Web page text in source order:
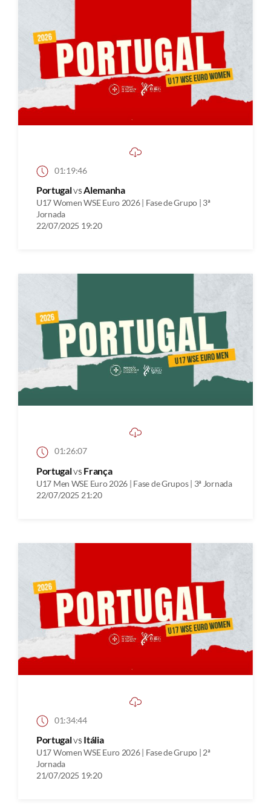
01:19:46
PortugalvsAlemanha
U17 Women WSE Euro 2026 | Fase de Grupo | 3ª
Jornada
22/07/2025 19:20
01:26:07
Portugalvs França
U17 Men WSE Euro 2026 | Fase de Grupos | 3ª Jornada
22/07/2025 21:20
01:34:44
Portugalvs Itália
U17 Women WSE Euro 2026 | Fase de Grupo | 2ª
Jornada
21/07/2025 19:20